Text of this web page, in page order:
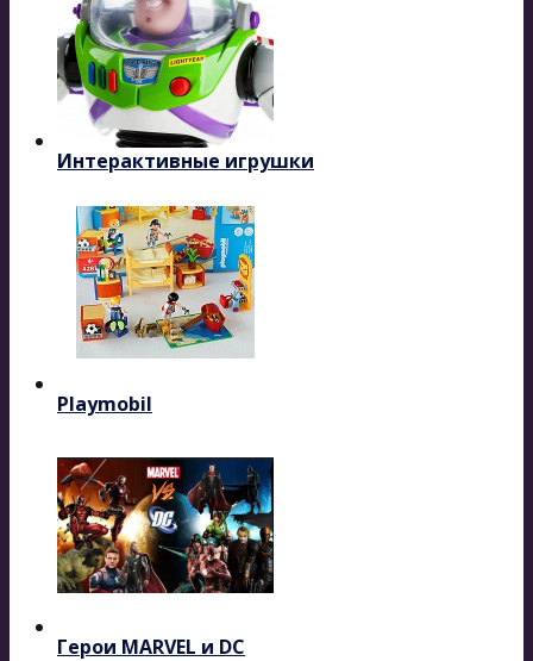
Интерактивные игрушки
Playmobil
Герои MARVEL и DC